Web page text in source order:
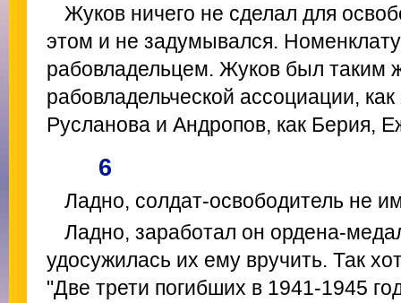
Жуков ничего не сделал для
этом и не задумывался.
рабовладельцем. Жуков был таким
рабовладельческой ассоциации,
Русланова и Андропов, как Берия,
6
Ладно, солдат-освободитель не
Ладно, заработал он ордена-
удосужилась их ему вручить. Так
"Две трети погибших в 1941-1945